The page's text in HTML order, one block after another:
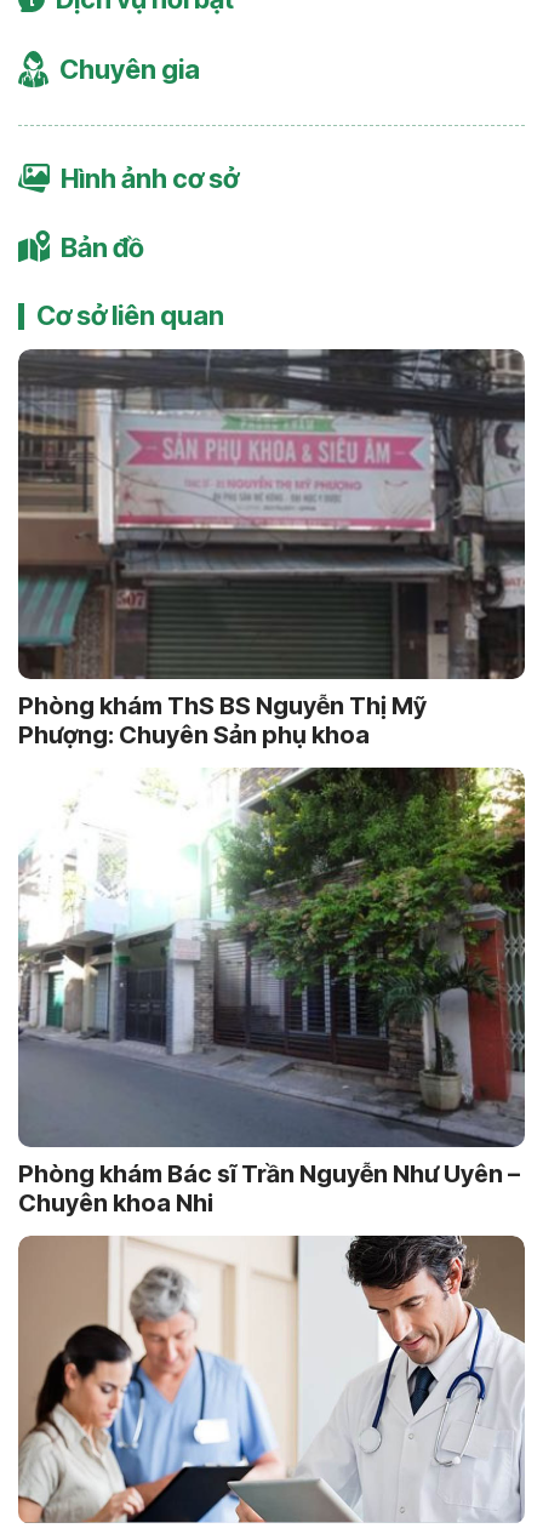
Chuyên gia
Hình ảnh cơ sở
Bản đồ
Cơ sở liên quan
Phòng khám ThS BS Nguyễn Thị Mỹ
Phượng: Chuyên Sản phụ khoa
Phòng khám Bác sĩ Trần Nguyễn Như Uyên –
Chuyên khoa Nhi